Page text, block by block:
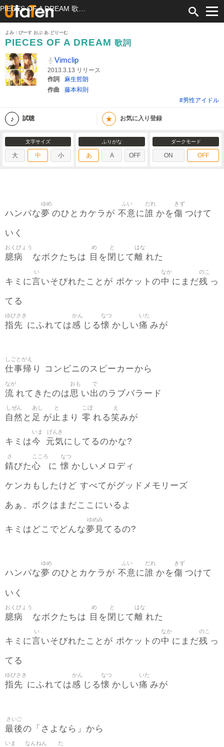
よみ：ぴーす おぶ あ どりーむ
PIECES OF A DREAM 歌詞
Vimclip
2013.3.13 リリース
作詞
麻生哲朗
作曲
藤本和則
#男性アイドル
試聴 ★ お気に入り登録
文字サイズ
大 中 小
ふりがな
あ A OFF
ダークモード
ON OFF
ハンパな夢
ゆめ
のひとカケラが 不意
ふい
に誰
だれ
かを傷
きず
つけて
いく
臆病
おくびょう
なボクたちは 目
め
を 閉
と
じて離
はな
れた
キミに言
い
いそびれたことが ポケットの中
なか
にまだ残
のこ
っ
てる
指先
ゆびさき
にふれては感
かん
じる懐
なつ
かしい痛
いた
みが
仕事帰
しごとがえ
り コンビニのスピーカーから
流
なが
れてきたのは思
おも
い出
で
のラブバラード
自然
しぜん
と 足
あし
が止
と
まり 零
こぼ
れる笑
え
みが
キミは今
いま
元気
げんき
にしてるのかな?
錆
さ
びた心
こころ
に懐
なつ
かしいメロディ
ケンカもしたけど すべてがグッドメモリーズ
あぁ、ボクはまだここにいるよ
キミはどこでどんな夢見
ゆめみ
てるの?
ハンパな夢
ゆめ
のひとカケラが 不意
ふい
に誰
だれ
かを傷
きず
つけて
いく
臆病
おくびょう
なボクたちは 目
め
を 閉
と
じて離
はな
れた
キミに言
い
いそびれたことが ポケットの中
なか
にまだ残
のこ
っ
てる
指先
ゆびさき
にふれては感
かん
じる懐
なつ
かしい痛
いた
みが
最後
さいご
の「さよなら」から
いま なんねん た